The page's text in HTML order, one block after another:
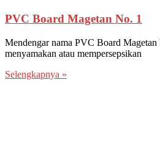
PVC Board Magetan No. 1
Mendengar nama PVC Board Magetan
menyamakan atau mempersepsikan
Selengkapnya »